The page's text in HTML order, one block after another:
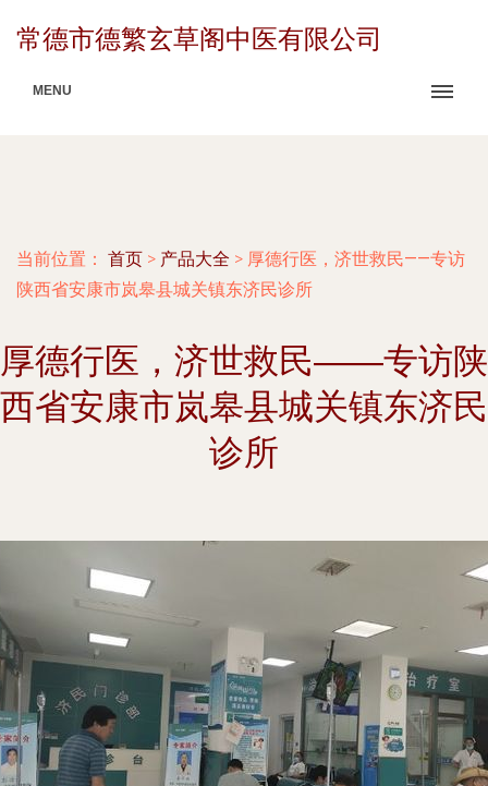
常德市德繁玄草阁中医有限公司
MENU
当前位置： 首页 > 产品大全 > 厚德行医，济世救民——专访
陕西省安康市岚皋县城关镇东济民诊所
厚德行医，济世救民——专访陕
西省安康市岚皋县城关镇东济民
诊所